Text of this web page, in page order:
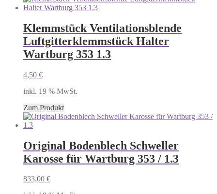
Klemmstück Ventilationsblende
Luftgitterklemmstück Halter
Wartburg 353 1.3
4,50 €
inkl. 19 % MwSt.
Zum Produkt
Original Bodenblech Schweller
Karosse für Wartburg 353 / 1.3
833,00 €